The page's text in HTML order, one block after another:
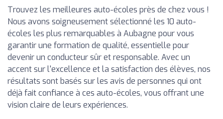
Trouvez les meilleures auto-écoles près de chez vous !
Nous avons soigneusement sélectionné les 10 auto-
écoles les plus remarquables à Aubagne pour vous
garantir une formation de qualité, essentielle pour
devenir un conducteur sûr et responsable. Avec un
accent sur l'excellence et la satisfaction des élèves, nos
résultats sont basés sur les avis de personnes qui ont
déjà fait confiance à ces auto-écoles, vous offrant une
vision claire de leurs expériences.